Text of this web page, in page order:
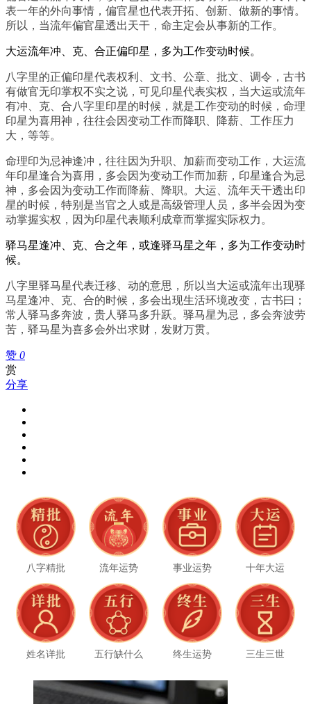
表一年的外向事情，偏官星也代表开拓、创新、做新的事情。
所以，当流年偏官星透出天干，命主定会从事新的工作。
大运流年冲、克、合正偏印星，多为工作变动时候。
八字里的正偏印星代表权利、文书、公章、批文、调令，古书
有做官无印掌权不实之说，可见印星代表实权，当大运或流年
有冲、克、合八字里印星的时候，就是工作变动的时候，命理
印星为喜用神，往往会因变动工作而降职、降薪、工作压力
大，等等。
命理印为忌神逢冲，往往因为升职、加薪而变动工作，大运流
年印星逢合为喜用，多会因为变动工作而加薪，印星逢合为忌
神，多会因为变动工作而降薪、降职。大运、流年天干透出印
星的时候，特别是当官之人或是高级管理人员，多半会因为变
动掌握实权，因为印星代表顺利成章而掌握实际权力。
驿马星逢冲、克、合之年，或逢驿马星之年，多为工作变动时
候。
八字里驿马星代表迁移、动的意思，所以当大运或流年出现驿
马星逢冲、克、合的时候，多会出现生活环境改变，古书曰；
常人驿马多奔波，贵人驿马多升跃。驿马星为忌，多会奔波劳
苦，驿马星为喜多会外出求财，发财万贯。
赞 0
赏
分享
八字精批 流年运势 事业运势 十年大运
姓名详批 五行缺什么 终生运势 三生三世